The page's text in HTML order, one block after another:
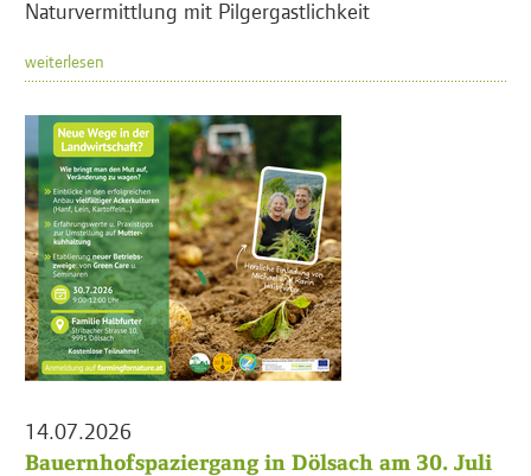
Naturvermittlung mit Pilgergastlichkeit
weiterlesen
14.07.2026
Bauernhofspaziergang in Dölsach am 30. Juli